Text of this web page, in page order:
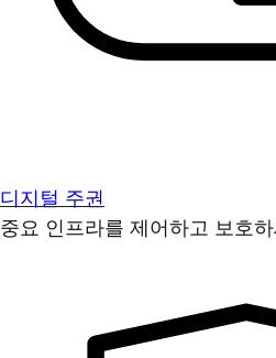
디지털 주권
중요 인프라를 제어하고 보호